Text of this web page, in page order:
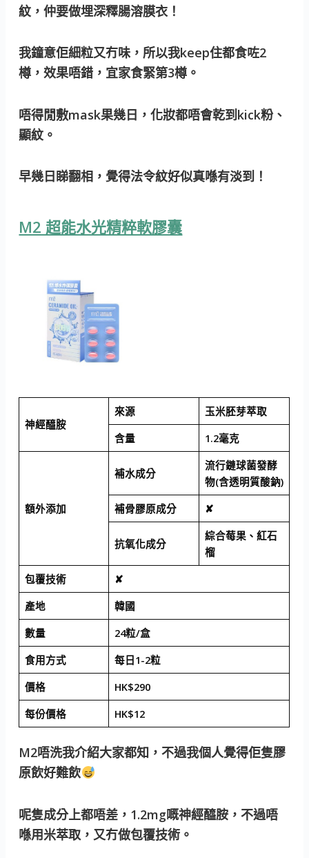
紋，仲要做埋深釋腸溶膜衣！
我鐘意佢細粒又冇味，所以我keep住都食咗2
樽，效果唔錯，宜家食緊第3樽。
唔得閒敷mask果幾日，化妝都唔會乾到kick粉、
顯紋。
早幾日睇翻相，覺得法令紋好似真喺有淡到！
M2 超能水光精粹軟膠囊
神經醯胺
來源
玉米胚芽萃取
含量
1.2毫克
額外添加
補水成分
流行鏈球菌發酵
物(含透明質酸鈉)
補骨膠原成分
✘
抗氧化成分
綜合莓果、紅石
榴
包覆技術
✘
產地
韓國
數量
24粒/盒
食用方式
每日1-2粒
價格
HK$290
每份價格
HK$12
M2唔洗我介紹大家都知，不過我個人覺得佢隻膠
原飲好難飲
呢隻成分上都唔差，1.2mg嘅神經醯胺，不過唔
喺用米萃取，又冇做包覆技術。